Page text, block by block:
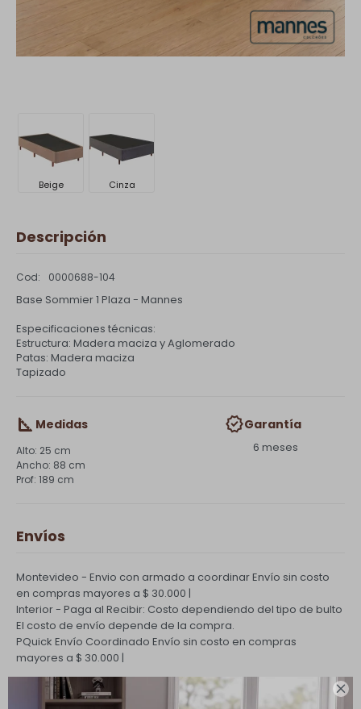

Beige Cinza
Descripción
0000688-104
Base Sommier 1 Plaza - Mannes
Especificaciones técnicas:
Estructura: Madera maciza y Aglomerado
Patas: Madera maciza
Tapizado
Medidas
25 cm
88 cm
189 cm
Garantía
6 meses
Envíos
Montevideo - Envio con armado a coordinarEnvío sin costo
en compras mayores a $ 30.000 |
Interior - Paga al Recibir: Costo dependiendo del tipo de bulto
El costo de envío depende de la compra.
PQuick Envío Coordinado Envío sin costo en compras
mayores a $ 30.000 |
Cambios y Devoluciones